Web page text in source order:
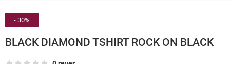
- 30%
BLACK DIAMOND TSHIRT ROCK ON BLACK